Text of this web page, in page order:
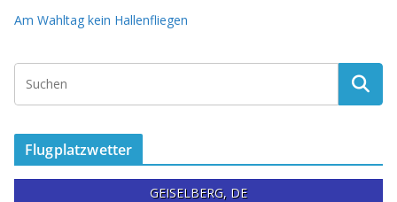
Am Wahltag kein Hallenfliegen
Flugplatzwetter
GEISELBERG, DE